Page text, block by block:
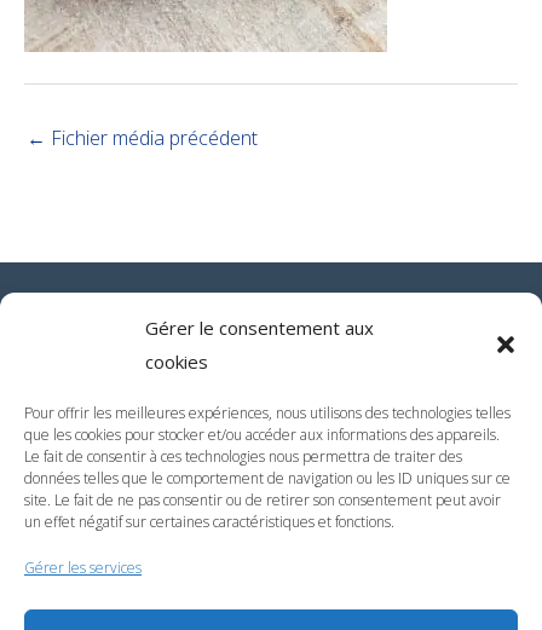
Gérer le consentement aux
cookies
Pour offrir les meilleures expériences, nous utilisons des technologies telles
que les cookies pour stocker et/ou accéder aux informations des appareils.
Le fait de consentir à ces technologies nous permettra de traiter des
données telles que le comportement de navigation ou les ID uniques sur ce
site. Le fait de ne pas consentir ou de retirer son consentement peut avoir
un effet négatif sur certaines caractéristiques et fonctions.
Gérer les services
← Fichier média précédent
AQ Private Label / Belle en Mer – 6362 Rue de Tobago –